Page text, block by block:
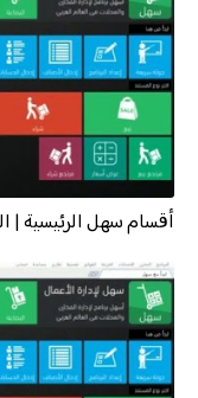
أقسام سهل الرئيسية |